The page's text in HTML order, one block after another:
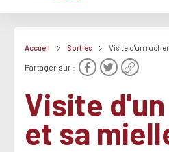
Accueil Sorties Visite d'un
Partager sur :
Visite
et sa